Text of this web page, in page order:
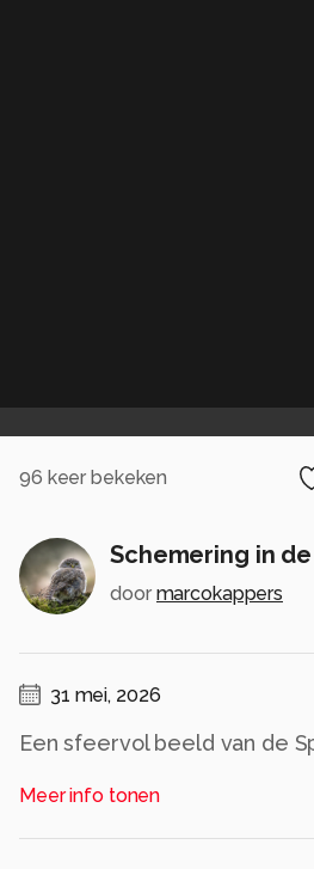
96 keer bekeken
Schemering in
door marcokappers
31 mei, 2026
Een sfeervol beeld van de
bakstenen gebouwen
verdwenen en laat nog een
Meer info tonen